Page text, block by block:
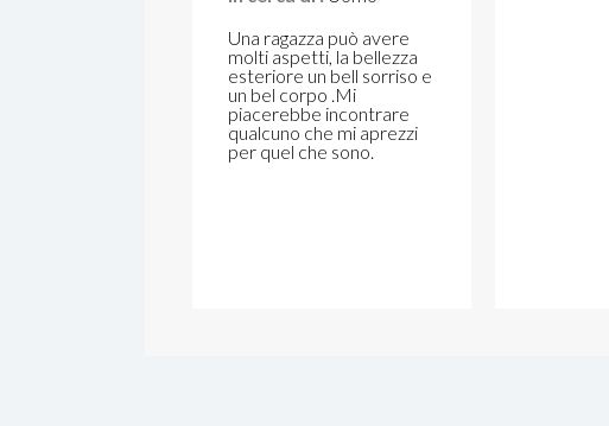
Una ragazza può avere
molti aspetti, la bellezza
esteriore un bell sorriso e
un bel corpo .Mi
piacerebbe incontrare
qualcuno che mi aprezzi
per quel che sono.